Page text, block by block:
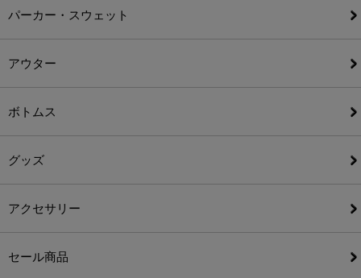
パーカー・スウェット
アウター
ボトムス
グッズ
アクセサリー
セール商品